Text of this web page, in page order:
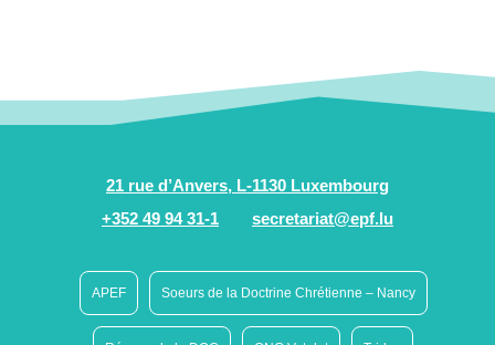
21 rue d’Anvers, L-1130 Luxembourg
+352 49 94 31-1
secretariat@epf.lu
APEF Soeurs de la Doctrine Chrétienne – Nancy